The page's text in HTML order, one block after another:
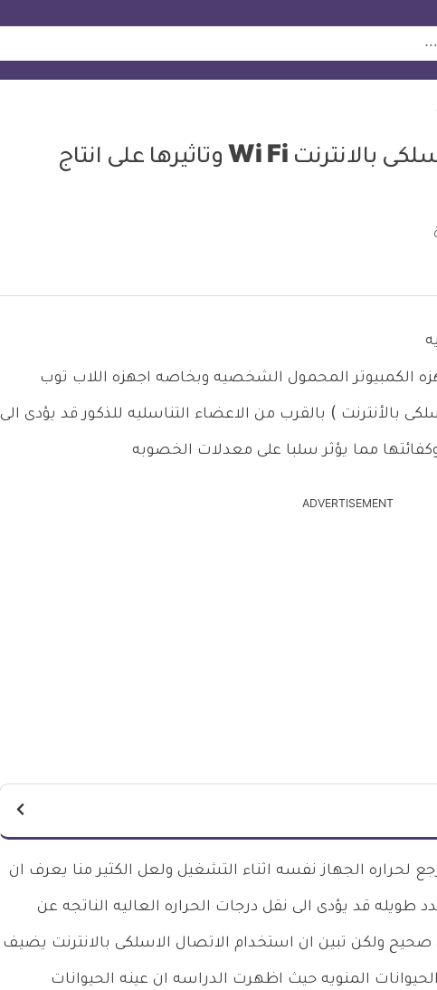
دراسة جديدة: الاتصال اللاسلكى بالانترنت Wi Fi وتاثيرها على انتاج
الكمبيوتر المحمول الشخصيه وبخاصه اجهزه اللاب توب
بالأنترنت ) بالقرب من الاعضاء التناسليه للذكور قد يؤدى الى
وكفائتها مما يؤثر سلبا على معدلات الخصوبه
ADVERTISEMENT
لحراره الجهاز نفسه اثناء التشغيل ولعل الكثير منا يعرف ان
قد يؤدى الى نقل درجات الحراره العاليه الناتجه عن
ولكن تبين ان استخدام الاتصال الاسلكى بالانترنت يضيف
المنويه حيث اظهرت الدراسه ان عينه الحيوانات